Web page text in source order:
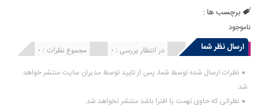
برچسب ها :
ناموجود
ارسال نظر شما مجموع نظرات : 0 در انتظار بررسی : 0 انتشار یافته : 0
نظرات ارسال شده توسط شما، پس از تایید توسط مدیران سایت منتشر خواهد
شد.
نظراتی که حاوی تهمت یا افترا باشد منتشر نخواهد شد.